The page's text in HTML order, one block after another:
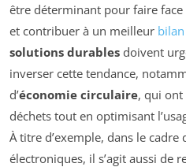
être déterminant pour faire
et contribuer à un meilleur
solutions durables doivent
inverser cette tendance,
d’économie circulaire, qui
déchets tout en optimisant
À titre d’exemple, dans le cadre
électroniques, il s’agit aussi de